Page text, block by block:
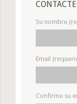
Su nombre
Email
Confirme su